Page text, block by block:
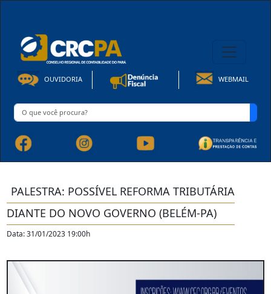
OUVIDORIA WEBMAIL
PALESTRA: POSSÍVEL REFORMA TRIBUTÁRIA
DIANTE DO NOVO GOVERNO (BELÉM-PA)
Data: 31/01/2023 19:00h